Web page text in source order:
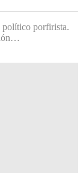
político porfirista.